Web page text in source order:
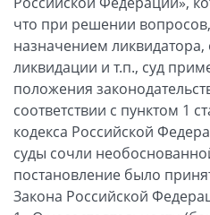
что при решении
назначением
ликвидации и т.п., суд
положения
соответствии с пунктом 1
кодекса Российской
суды сочли
постановление было
Закона Российской